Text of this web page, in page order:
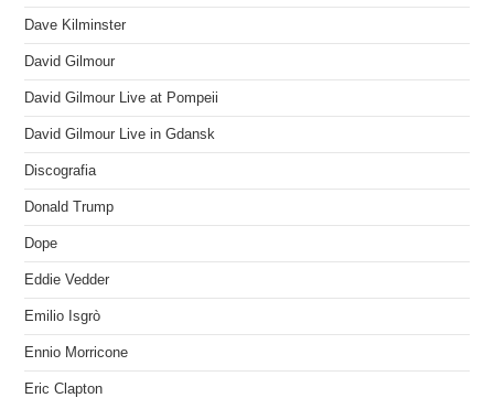
Dave Kilminster
David Gilmour
David Gilmour Live at Pompeii
David Gilmour Live in Gdansk
Discografia
Donald Trump
Dope
Eddie Vedder
Emilio Isgrò
Ennio Morricone
Eric Clapton